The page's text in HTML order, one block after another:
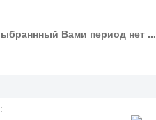
Вами период нет ...